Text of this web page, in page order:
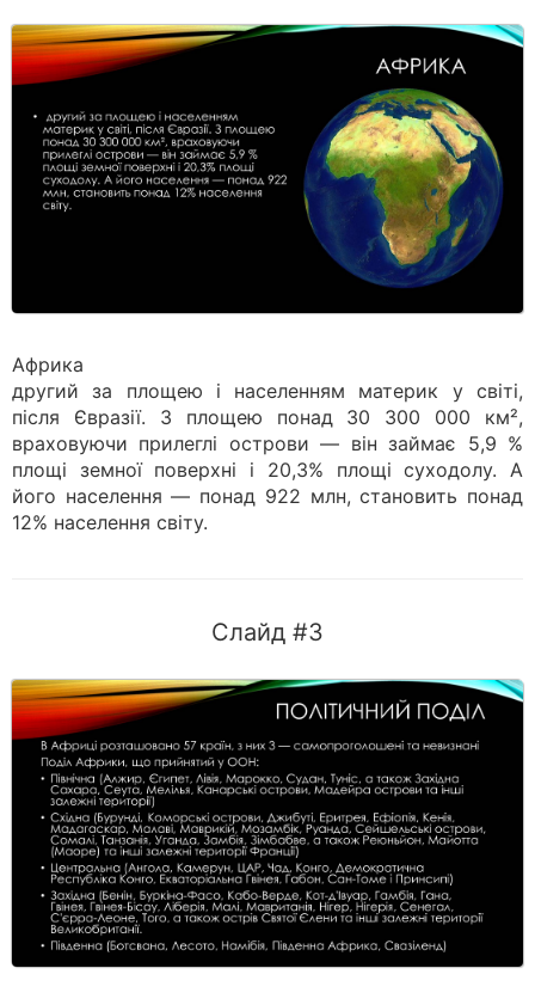
Африка
другий за площею і населенням материк у світі,
після Євразії. З площею понад 30 300 000 км²,
враховуючи прилеглі острови — він займає 5,9 %
площі земної поверхні і 20,3% площі суходолу. А
його населення — понад 922 млн, становить понад
12% населення світу.
Слайд #3